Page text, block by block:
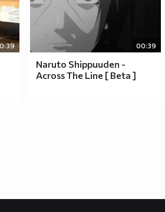
00:39
Naruto Shippuuden -
Across The Line [ Beta ]